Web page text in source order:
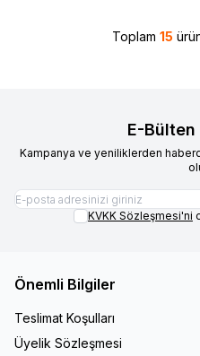
Toplam 15
E-
Kampanya ve yeniliklerden
KVKK Sözleşmesi'ni
Önemli Bilgiler
Teslimat Koşulları
Üyelik Sözleşmesi